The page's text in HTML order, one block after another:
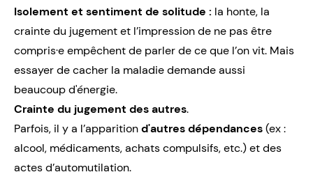
Isolement et sentiment de solitude : la honte, la
crainte du jugement et l’impression de ne pas être
compris·e empêchent de parler de ce que l’on vit. Mais
essayer de cacher la maladie demande aussi
beaucoup d'énergie.
Crainte du jugement des autres.
Parfois, il y a l’apparitiond'autres dépendances(ex :
alcool, médicaments, achats compulsifs, etc.) et des
actesd’automutilation.